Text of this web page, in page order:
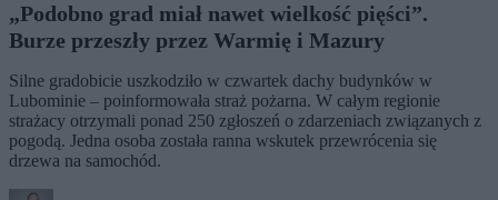
„Podobno grad miał nawet wielkość pięści”.
Burze przeszły przez Warmię i Mazury
Silne gradobicie uszkodziło w czwartek dachy budynków w
Lubominie – poinformowała straż pożarna. W całym regionie
strażacy otrzymali ponad 250 zgłoszeń o zdarzeniach związanych z
pogodą. Jedna osoba została ranna wskutek przewrócenia się
drzewa na samochód.